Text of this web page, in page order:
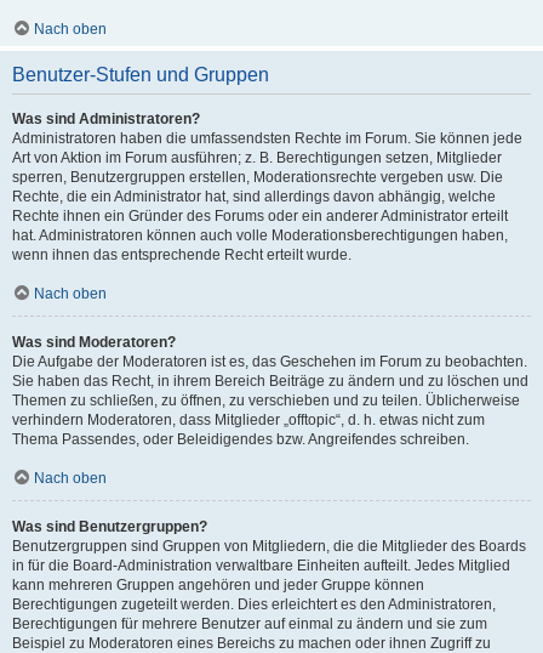
Nach oben
Benutzer-Stufen und Gruppen
Was sind Administratoren?
Administratoren haben die umfassendsten Rechte im Forum. Sie können jede
Art von Aktion im Forum ausführen; z. B. Berechtigungen setzen, Mitglieder
sperren, Benutzergruppen erstellen, Moderationsrechte vergeben usw. Die
Rechte, die ein Administrator hat, sind allerdings davon abhängig, welche
Rechte ihnen ein Gründer des Forums oder ein anderer Administrator erteilt
hat. Administratoren können auch volle Moderationsberechtigungen haben,
wenn ihnen das entsprechende Recht erteilt wurde.
Nach oben
Was sind Moderatoren?
Die Aufgabe der Moderatoren ist es, das Geschehen im Forum zu beobachten.
Sie haben das Recht, in ihrem Bereich Beiträge zu ändern und zu löschen und
Themen zu schließen, zu öffnen, zu verschieben und zu teilen. Üblicherweise
verhindern Moderatoren, dass Mitglieder „offtopic“, d. h. etwas nicht zum
Thema Passendes, oder Beleidigendes bzw. Angreifendes schreiben.
Nach oben
Was sind Benutzergruppen?
Benutzergruppen sind Gruppen von Mitgliedern, die die Mitglieder des Boards
in für die Board-Administration verwaltbare Einheiten aufteilt. Jedes Mitglied
kann mehreren Gruppen angehören und jeder Gruppe können
Berechtigungen zugeteilt werden. Dies erleichtert es den Administratoren,
Berechtigungen für mehrere Benutzer auf einmal zu ändern und sie zum
Beispiel zu Moderatoren eines Bereichs zu machen oder ihnen Zugriff zu